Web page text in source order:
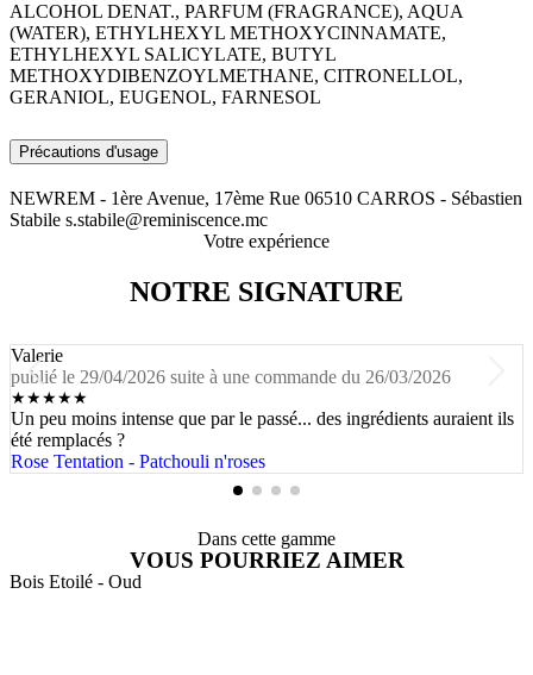
ALCOHOL DENAT., PARFUM (FRAGRANCE), AQUA
(WATER), ETHYLHEXYL METHOXYCINNAMATE,
ETHYLHEXYL SALICYLATE, BUTYL
METHOXYDIBENZOYLMETHANE, CITRONELLOL,
GERANIOL, EUGENOL, FARNESOL
Précautions d'usage
NEWREM - 1ère Avenue, 17ème Rue 06510 CARROS - Sébastien
Stabile s.stabile@reminiscence.mc
Votre expérience
NOTRE SIGNATURE
Valerie
publié le 29/04/2026 suite à une commande du 26/03/2026
★★★★★
Un peu moins intense que par le passé... des ingrédients auraient ils
été remplacés ?
Rose Tentation - Patchouli n'roses
Dans cette gamme
VOUS POURRIEZ AIMER
Bois Etoilé - Oud